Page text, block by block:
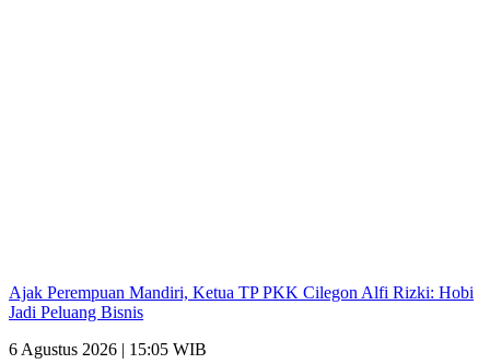
Ajak Perempuan Mandiri, Ketua TP PKK Cilegon Alfi Rizki: Hobi
Jadi Peluang Bisnis
6 Agustus 2026 | 15:05 WIB